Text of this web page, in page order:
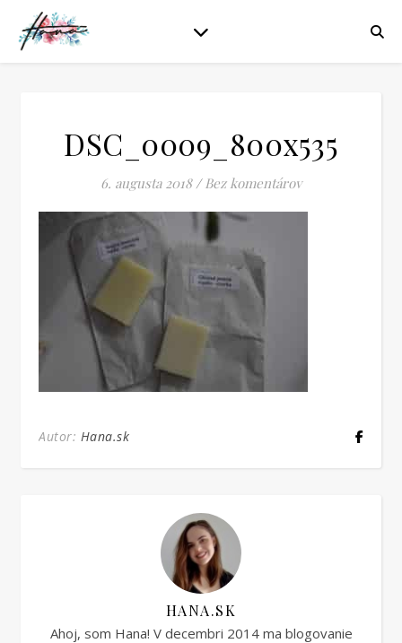
DSC_0009_800x535
6. augusta 2018 / Bez komentárov
Autor: Hana.sk
HANA.SK
Ahoj, som Hana! V decembri 2014 ma blogovanie